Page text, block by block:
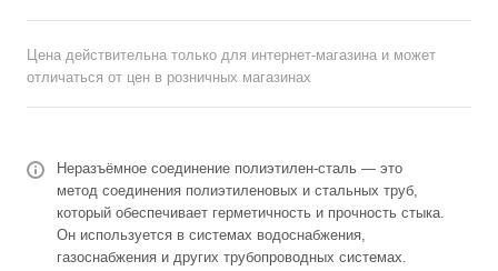
Цена действительна только для интернет-магазина и может
отличаться от цен в розничных магазинах
Неразъёмное соединение полиэтилен-сталь — это
метод соединения полиэтиленовых и стальных труб,
который обеспечивает герметичность и прочность стыка.
Он используется в системах водоснабжения,
газоснабжения и других трубопроводных системах.